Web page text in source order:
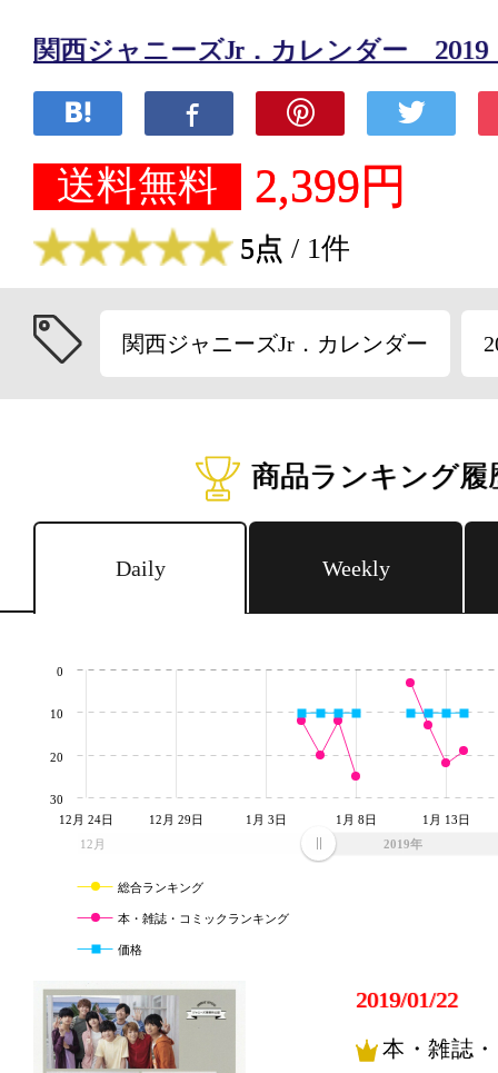
関西ジャニーズJr．カレンダー 2019
送料無料 2,399円
5点 / 1件
関西ジャニーズJr．カレンダー
商品ランキング履
Daily Weekly
12月 2019年
12月 24日 12月 29日 1月 3日 1月 8日 1月 13日
0
10
20
30
総合ランキング
本・雑誌・コミックランキング
価格
2019/01/22
本・雑誌